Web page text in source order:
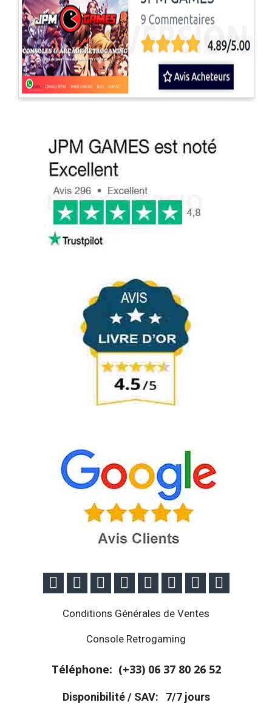
       
Conditions Générales de Ventes
Console Retrogaming
Téléphone: (+33) 06 37 80 26 52
Disponibilité / SAV: 7/7 jours